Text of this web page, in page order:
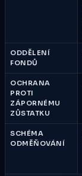
ODDĚLENÍ
FONDŮ
OCHRANA
PROTI
ZÁPORNÉMU
ZŮSTATKU
SCHÉMA
ODMĚŇOVÁNÍ